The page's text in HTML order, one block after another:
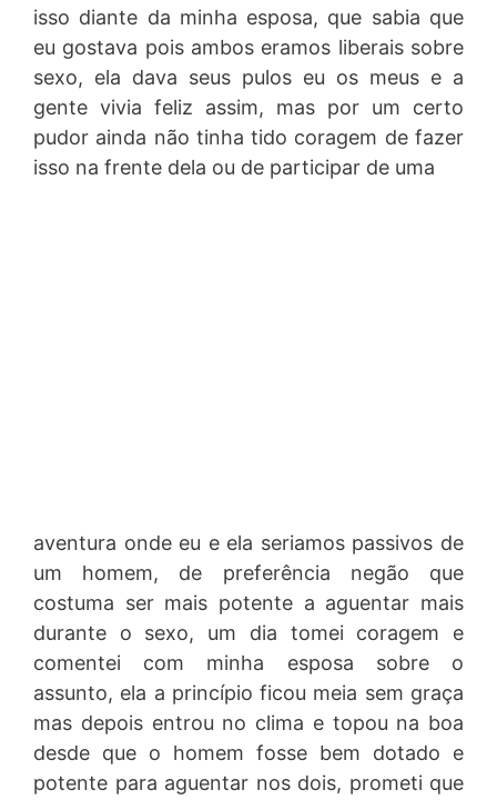
isso diante da minha esposa, que sabia que
eu gostava pois ambos eramos liberais sobre
sexo, ela dava seus pulos eu os meus e a
gente vivia feliz assim, mas por um certo
pudor ainda não tinha tido coragem de fazer
isso na frente dela ou de participar de uma
aventura onde eu e ela seriamos passivos de
um homem, de preferência negão que
costuma ser mais potente a aguentar mais
durante o sexo, um dia tomei coragem e
comentei com minha esposa sobre o
assunto, ela a princípio ficou meia sem graça
mas depois entrou no clima e topou na boa
desde que o homem fosse bem dotado e
potente para aguentar nos dois, prometi que